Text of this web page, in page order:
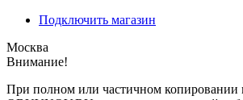
Подключить магазин
Москва
Внимание!
При полном или частичном копировании